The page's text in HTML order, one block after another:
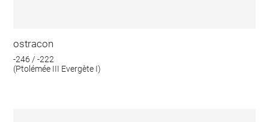
ostracon
-246 / -222
(Ptolémée III Evergète I)